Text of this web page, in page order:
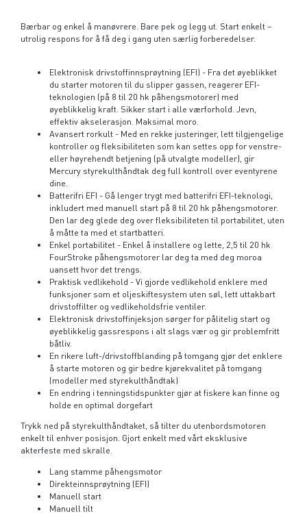
Bærbar og enkel å manøvrere. Bare pek og legg ut. Start enkelt –
utrolig respons for å få deg i gang uten særlig forberedelser.
Elektronisk drivstoffinnsprøytning (EFI) - Fra det øyeblikket
du starter motoren til du slipper gassen, reagerer EFI-
teknologien (på 8 til 20 hk påhengsmotorer) med
øyeblikkelig kraft. Sikker start i alle værforhold. Jevn,
effektiv akselerasjon. Maksimal moro.
Avansert rorkult - Med en rekke justeringer, lett tilgjengelige
kontroller og fleksibiliteten som kan settes opp for venstre-
eller høyrehendt betjening (på utvalgte modeller), gir
Mercury styrekulthåndtak deg full kontroll over eventyrene
dine.
Batterifri EFI - Gå lenger trygt med batterifri EFI-teknologi,
inkludert med manuell start på 8 til 20 hk påhengsmotorer.
Den lar deg glede deg over fleksibiliteten til portabilitet, uten
å måtte ta med et startbatteri.
Enkel portabilitet - Enkel å installere og lette, 2,5 til 20 hk
FourStroke påhengsmotorer lar deg ta med deg moroa
uansett hvor det trengs.
Praktisk vedlikehold - Vi gjorde vedlikehold enklere med
funksjoner som et oljeskiftesystem uten søl, lett uttakbart
drivstoffilter og vedlikeholdsfrie ventiler.
Elektronisk drivstoffinjeksjon sørger for pålitelig start og
øyeblikkelig gassrespons i alt slags vær og gir problemfritt
båtliv.
En rikere luft-/drivstoffblanding på tomgang gjør det enklere
å starte motoren og gir bedre kjørekvalitet på tomgang
(modeller med styrekulthåndtak)
En endring i tenningstidspunkter gjør at fiskere kan finne og
holde en optimal dorgefart
Trykk ned på styrekulthåndtaket, så tilter du utenbordsmotoren
enkelttil enhver posisjon. Gjort enkelt med vårt eksklusive
akterfeste med skralle.
Lang stamme påhengsmotor
Direkteinnsprøytning (EFI)
Manuell start
Manuell tilt